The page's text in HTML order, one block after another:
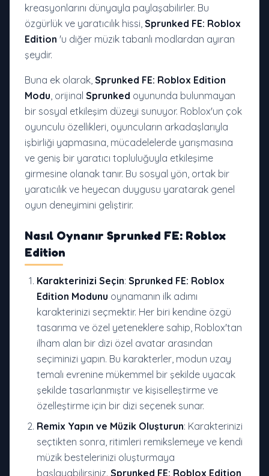
kreasyonlarını dünyayla paylaşabilirler. Bu
özgürlük ve yaratıcılık hissi, Sprunked FE: Roblox
Edition 'u diğer müzik tabanlı modlardan ayıran
şeydir.
Buna ek olarak, Sprunked FE: Roblox Edition
Modu, orijinal Sprunked oyununda bulunmayan
bir sosyal etkileşim düzeyi sunuyor. Roblox'un çok
oyunculu özellikleri, oyuncuların arkadaşlarıyla
işbirliği yapmasına, mücadelelerde yarışmasına
ve geniş bir yaratıcı topluluğuyla etkileşime
girmesine olanak tanır. Bu sosyal yön, ortak bir
yaratıcılık ve heyecan duygusu yaratarak genel
oyun deneyimini geliştirir.
Nasıl Oynanır Sprunked FE: Roblox
Edition
Karakterinizi Seçin: Sprunked FE: Roblox
Edition Modunu oynamanın ilk adımı
karakterinizi seçmektir. Her biri kendine özgü
tasarıma ve özel yeteneklere sahip, Roblox'tan
ilham alan bir dizi özel avatar arasından
seçiminizi yapın. Bu karakterler, modun uzay
temalı evrenine mükemmel bir şekilde uyacak
şekilde tasarlanmıştır ve kişiselleştirme ve
özelleştirme için bir dizi seçenek sunar.
Remix Yapın ve Müzik Oluşturun: Karakterinizi
seçtikten sonra, ritimleri remikslemeye ve kendi
müzik bestelerinizi oluşturmaya
başlayabilirsiniz. Sprunked FE: Roblox Edition